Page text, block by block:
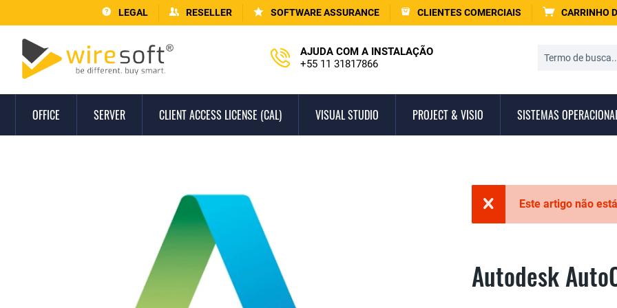
LEGAL RESELLER SOFTWARE ASSURANCE CLIENTES COMERCIAIS CARRINHO
AJUDA COM A INSTALAÇÃO
+55 11 31817866
OFFICE SERVER CLIENT ACCESS LICENSE (CAL) VISUAL STUDIO PROJECT & VISIO SISTEMAS
Este artigo não
Autodesk